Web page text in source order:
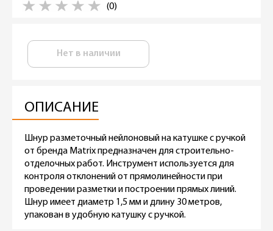
(0)
Нет в наличии
ОПИСАНИЕ
Шнур разметочный нейлоновый на катушке с ручкой
от бренда Matrix предназначен для строительно-
отделочных работ. Инструмент используется для
контроля отклонений от прямолинейности при
проведении разметки и построении прямых линий.
Шнур имеет диаметр 1,5 мм и длину 30 метров,
упакован в удобную катушку с ручкой.